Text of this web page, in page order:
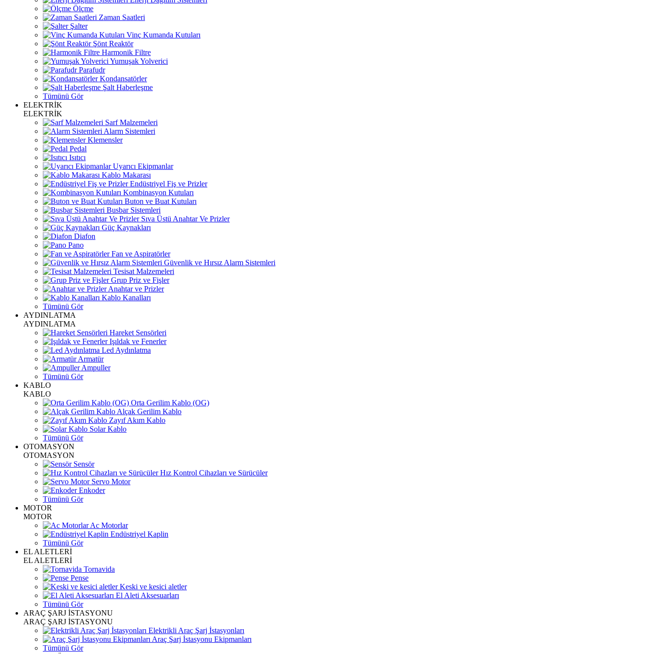
Ölçme
Zaman Saatleri
Şalter
Vinç Kumanda Kutuları
Şönt Reaktör
Harmonik Filtre
Yumuşak Yolverici
Parafudr
Kondansatörler
Şalt Haberleşme
Tümünü Gör
ELEKTRİK
ELEKTRİK
Sarf Malzemeleri
Alarm Sistemleri
Klemensler
Pedal
Isıtıcı
Uyarıcı Ekipmanlar
Kablo Makarası
Endüstriyel Fiş ve Prizler
Kombinasyon Kutuları
Buton ve Buat Kutuları
Busbar Sistemleri
Sıva Üstü Anahtar Ve Prizler
Güç Kaynakları
Diafon
Pano
Fan ve Aspiratörler
Güvenlik ve Hırsız Alarm Sistemleri
Tesisat Malzemeleri
Grup Priz ve Fişler
Anahtar ve Prizler
Kablo Kanalları
Tümünü Gör
AYDINLATMA
AYDINLATMA
Hareket Sensörleri
Işıldak ve Fenerler
Led Aydınlatma
Armatür
Ampuller
Tümünü Gör
KABLO
KABLO
Orta Gerilim Kablo (OG)
Alçak Gerilim Kablo
Zayıf Akım Kablo
Solar Kablo
Tümünü Gör
OTOMASYON
OTOMASYON
Sensör
Hız Kontrol Cihazları ve Sürücüler
Servo Motor
Enkoder
Tümünü Gör
MOTOR
MOTOR
Ac Motorlar
Endüstriyel Kaplin
Tümünü Gör
EL ALETLERİ
EL ALETLERİ
Tornavida
Pense
Keski ve kesici aletler
El Aleti Aksesuarları
Tümünü Gör
ARAÇ ŞARJ İSTASYONU
ARAÇ ŞARJ İSTASYONU
Elektrikli Araç Şarj İstasyonları
Araç Şarj İstasyonu Ekipmanları
Tümünü Gör